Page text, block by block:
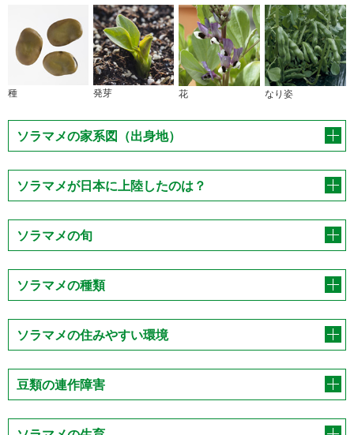
種 発芽 花 なり姿
ソラマメの家系図（出身地）
ソラマメが日本に上陸したのは？
ソラマメの旬
ソラマメの種類
ソラマメの住みやすい環境
豆類の連作障害